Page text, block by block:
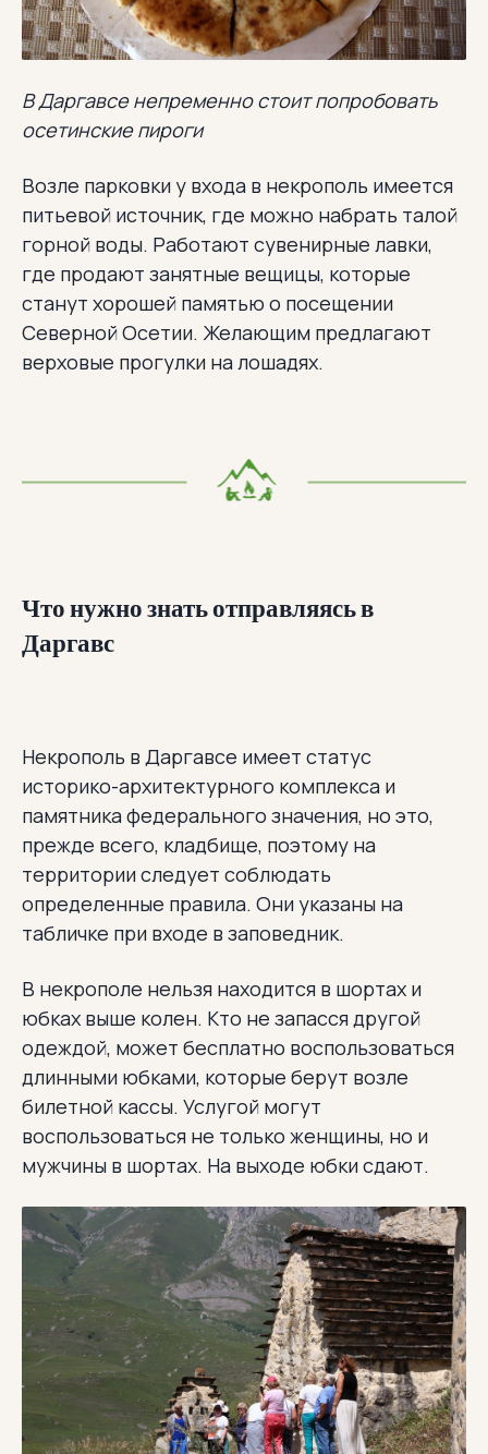
В Даргавсе непременно стоит попробовать
осетинские пироги
Возле парковки у входа в некрополь имеется
питьевой источник, где можно набрать талой
горной воды. Работают сувенирные лавки,
где продают занятные вещицы, которые
станут хорошей памятью о посещении
Северной Осетии. Желающим предлагают
верховые прогулки на лошадях.
Что нужно знать отправляясь в
Даргавс
Некрополь в Даргавсе имеет статус
историко-архитектурного комплекса и
памятника федерального значения, но это,
прежде всего, кладбище, поэтому на
территории следует соблюдать
определенные правила. Они указаны на
табличке при входе в заповедник.
В некрополе нельзя находится в шортах и
юбках выше колен. Кто не запасся другой
одеждой, может бесплатно воспользоваться
длинными юбками, которые берут возле
билетной кассы. Услугой могут
воспользоваться не только женщины, но и
мужчины в шортах. На выходе юбки сдают.